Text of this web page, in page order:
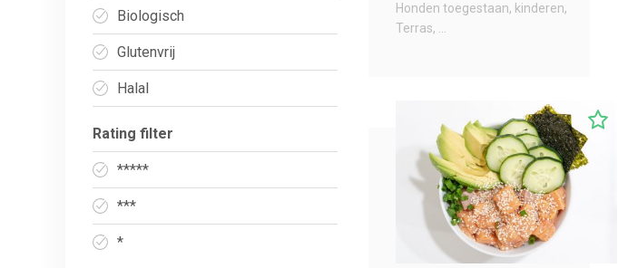
Biologisch
Glutenvrij
Halal
Rating filter
*****
***
*
Honden toegestaan kinderen
Terras